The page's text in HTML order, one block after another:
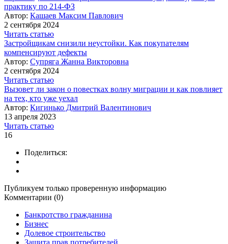
практику по 214-ФЗ
Автор: Кашаев Максим Павлович
2 сентября 2024
Читать статью
Застройщикам снизили неустойки. Как покупателям
компенсируют дефекты
Автор: Супряга Жанна Викторовна
2 сентября 2024
Читать статью
Вызовет ли закон о повестках волну миграции и как повлияет
на тех, кто уже уехал
Автор: Кигинько Дмитрий Валентинович
13 апреля 2023
Читать статью
16
Поделиться:
Публикуем только проверенную информацию
Комментарии (0)
Банкротство гражданина
Бизнес
Долевое строительство
Защита прав потребителей